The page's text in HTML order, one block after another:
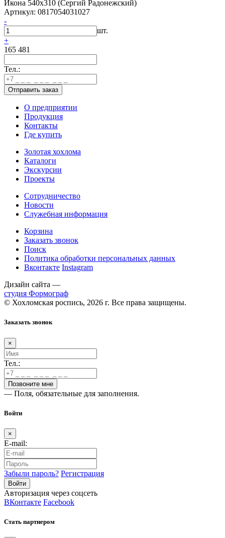
Икона 540х310 (Сергий Радонежский)
Артикул: 0817054031027
-
шт.
+
165 481
Тел.:
О предприятии
Продукция
Контакты
Где купить
Золотая хохлома
Каталоги
Экскурсии
Проекты
Сотрудничество
Новости
Служебная информация
Корзина
Заказать звонок
Поиск
Политика обработки персональных данных
Вконтакте Instagram
Дизайн сайта —
студия Формограф
© Хохломская роспись, 2026 г. Все права защищены.
Заказать звонок
×
Тел.:
— Поля, обязательные для заполнения.
Войти
×
E-mail:
Забыли пароль? Регистрация
Авторизация через соцсеть
ВКонтакте Facebook
Стать партнером